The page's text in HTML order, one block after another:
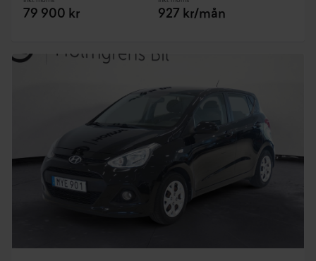
79 900 kr 927 kr/mån